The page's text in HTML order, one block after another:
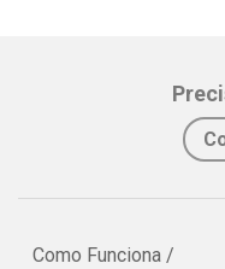
Como Funciona /